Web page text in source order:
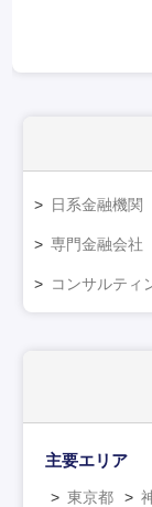
日系金融機関
専門金融会社
コンサルティ
主要エリア
東京都